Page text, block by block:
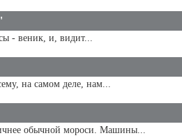
- веник, и, видит...
на самом деле, нам...
обычной мороси. Машины...